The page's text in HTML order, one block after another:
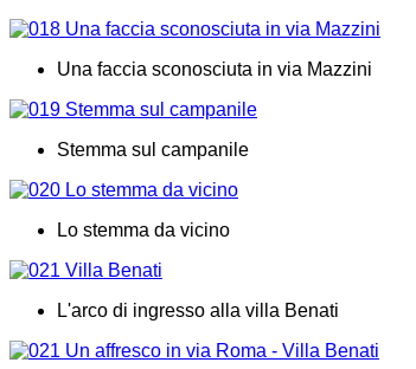
Una faccia sconosciuta in via Mazzini
Stemma sul campanile
Lo stemma da vicino
L'arco di ingresso alla villa Benati